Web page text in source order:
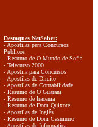
Destaques NetSaber:
- Apostilas para Concursos
Públicos
- Resumo de O Mundo de Sofia
- Telecurso 2000
- Apostila para Concursos
- Apostilas de Direito
- Apostilas de Contabilidade
- Resumo de O Guarani
- Resumo de Iracema
- Resumo de Dom Quixote
- Apostilas de Inglês
- Resumo de Dom Casmurro
- Apostilas de Informática